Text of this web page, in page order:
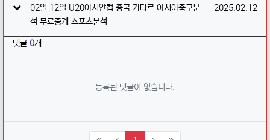
02일 12일 U20아시안컵 중국 카타르 아시아축구분
석 무료중계 스포츠분석
작성일
2025.02.12
댓글 0개
등록된 댓글이 없습니다.